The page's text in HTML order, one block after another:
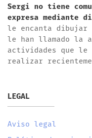
Sergi no tiene
expresa mediante
le encanta dibujar
le han llamado la
actividades que le
realizar
LEGAL
Aviso legal